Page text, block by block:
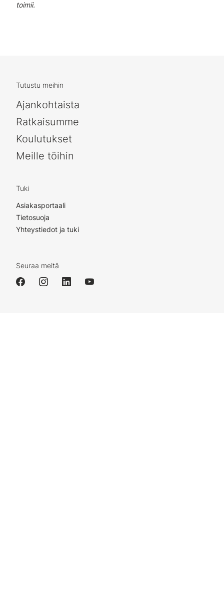
toimii.
Tutustu meihin
Ajankohtaista
Ratkaisumme
Koulutukset
Meille töihin
Tuki
Asiakasportaali
Tietosuoja
Yhteystiedot ja tuki
Seuraa meitä